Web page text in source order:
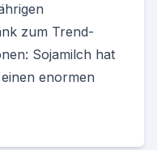
zum Trend-
Sojamilch hat
enormen